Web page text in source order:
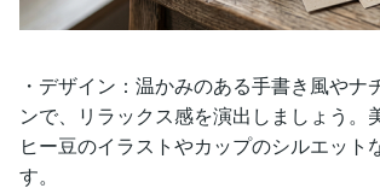
・デザイン：温かみのある手書き風やナ
ンで、リラックス感を演出しましょう。
ヒー豆のイラストやカップのシルエット
す。